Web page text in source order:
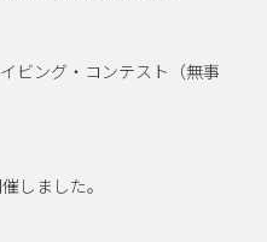
ビング・コンテスト（無事
しました。